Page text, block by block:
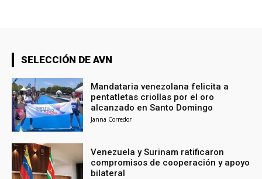
SELECCIÓN DE AVN
Mandataria venezolana felicita a
pentatletas criollas por el oro
alcanzado en Santo Domingo
Janna Corredor
Venezuela y Surinam ratificaron
compromisos de cooperación y apoyo
bilateral